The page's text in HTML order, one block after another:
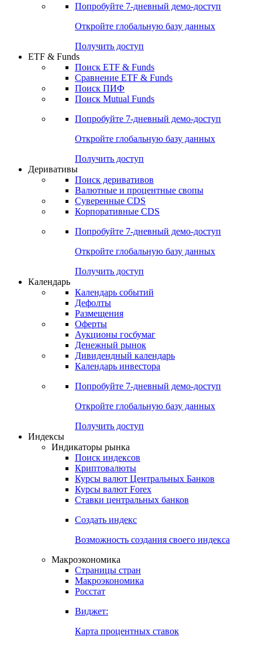
Попробуйте 7-дневный демо-доступ
Откройте глобальную базу данных
Получить доступ
ETF & Funds
Поиск ETF & Funds
Сравнение ETF & Funds
Поиск ПИФ
Поиск Mutual Funds
Попробуйте 7-дневный демо-доступ
Откройте глобальную базу данных
Получить доступ
Деривативы
Поиск деривативов
Валютные и процентные свопы
Суверенные CDS
Корпоративные CDS
Попробуйте 7-дневный демо-доступ
Откройте глобальную базу данных
Получить доступ
Календарь
Календарь событий
Дефолты
Размещения
Оферты
Аукционы госбумаг
Денежный рынок
Дивидендный календарь
Календарь инвестора
Попробуйте 7-дневный демо-доступ
Откройте глобальную базу данных
Получить доступ
Индексы
Индикаторы рынка
Поиск индексов
Криптовалюты
Курсы валют Центральных Банков
Курсы валют Forex
Ставки центральных банков
Создать индекс
Возможность создания своего индекса
Макроэкономика
Страницы стран
Макроэкономика
Росстат
Виджет:
Карта процентных ставок